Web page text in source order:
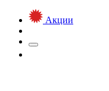
Акции